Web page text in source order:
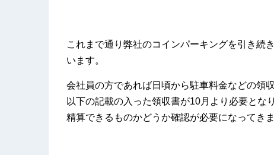
これまで通り弊社のコインパーキングを引き続
います。
会社員の方であれば日頃から駐車料金などの領
以下の記載の入った領収書が10月より必要と
精算できるものかどうか確認が必要になってきま